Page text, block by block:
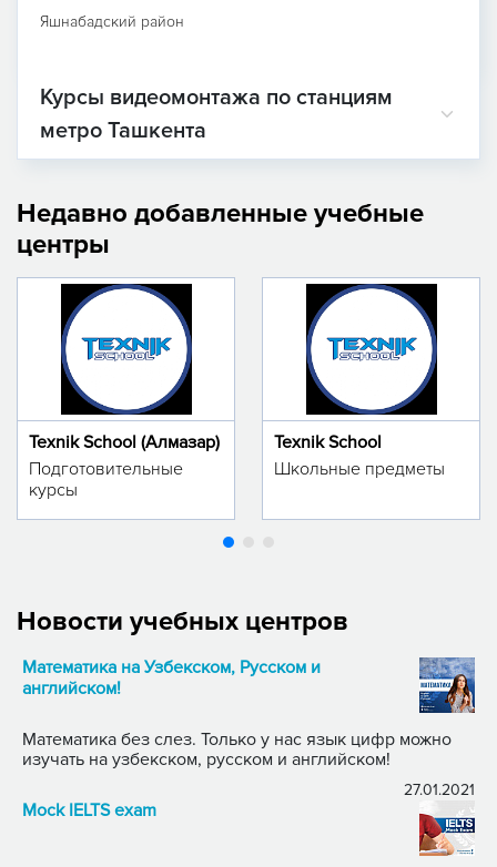
Яшнабадский район
Курсы видеомонтажа по станциям
метро Ташкента
Недавно добавленные учебные
центры
Texnik School (Алмазар)
Подготовительные
курсы
Texnik School
Школьные предметы
Новости учебных центров
Математика на Узбекском, Русском и
английском!
Математика без слез. Только у нас язык цифр можно
изучать на узбекском, русском и английском!
27.01.2021
Mock IELTS exam